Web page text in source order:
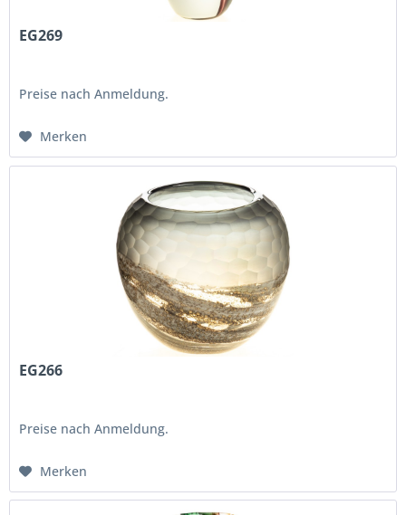
EG269
Preise nach Anmeldung.
Merken
EG266
Preise nach Anmeldung.
Merken